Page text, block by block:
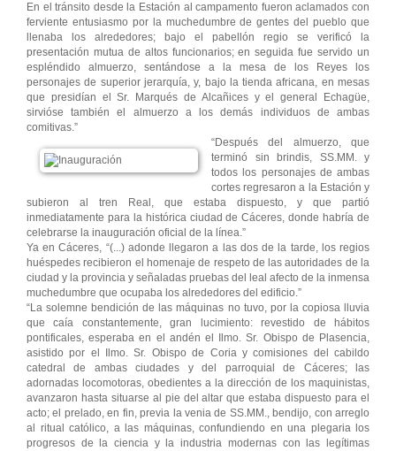
En el tránsito desde la Estación al campamento fueron aclamados con
ferviente entusiasmo por la muchedumbre de gentes del pueblo que
llenaba los alrededores; bajo el pabellón regio se verificó la
presentación mutua de altos funcionarios; en seguida fue servido un
espléndido almuerzo, sentándose a la mesa de los Reyes los
personajes de superior jerarquía, y, bajo la tienda africana, en mesas
que presidían el Sr. Marqués de Alcañices y el general Echagüe,
sirvióse también el almuerzo a los demás individuos de ambas
comitivas.”
“Después del almuerzo, que
terminó sin brindis, SS.MM. y
todos los personajes de ambas
cortes regresaron a la Estación y
subieron al tren Real, que estaba dispuesto, y que partió
inmediatamente para la histórica ciudad de Cáceres, donde habría de
celebrarse la inauguración oficial de la línea.”
Ya en Cáceres, “(...) adonde llegaron a las dos de la tarde, los regios
huéspedes recibieron el homenaje de respeto de las autoridades de la
ciudad y la provincia y señaladas pruebas del leal afecto de la inmensa
muchedumbre que ocupaba los alrededores del edificio.”
“La solemne bendición de las máquinas no tuvo, por la copiosa lluvia
que caía constantemente, gran lucimiento: revestido de hábitos
pontificales, esperaba en el andén el Ilmo. Sr. Obispo de Plasencia,
asistido por el Ilmo. Sr. Obispo de Coria y comisiones del cabildo
catedral de ambas ciudades y del parroquial de Cáceres; las
adornadas locomotoras, obedientes a la dirección de los maquinistas,
avanzaron hasta situarse al pie del altar que estaba dispuesto para el
acto; el prelado, en fin, previa la venia de SS.MM., bendijo, con arreglo
al ritual católico, a las máquinas, confundiendo en una plegaria los
progresos de la ciencia y la industria modernas con las legítimas